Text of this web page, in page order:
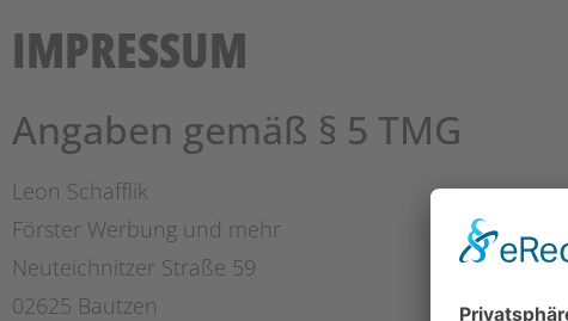
IMPRESSUM
Angaben gemäß § 5 TMG
Leon Schafflik
Förster Werbung und mehr
Neuteichnitzer Straße 59
02625 Bautzen